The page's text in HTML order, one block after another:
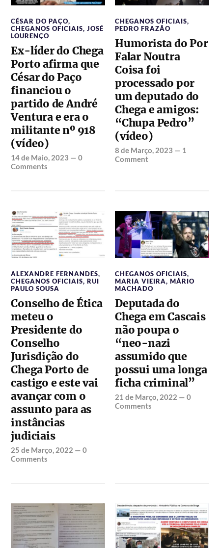
CÉSAR DO PAÇO,
CHEGANOS OFICIAIS,JOSÉ
LOURENÇO
Ex-líder do Chega
Porto afirma que
César do Paço
financiou o
partido de André
Ventura e era o
militante nº 918
(vídeo)
14 de Maio, 2023 —0
Comments
CHEGANOS OFICIAIS,
PEDRO FRAZÃO
Humorista do Por
Falar Noutra
Coisa foi
processado por
um deputado do
Chega e amigos:
“Chupa Pedro”
(vídeo)
8 de Março, 2023 — 1
Comment
ALEXANDRE FERNANDES,
CHEGANOS OFICIAIS,RUI
PAULO SOUSA
Conselho de Ética
meteu o
Presidente do
Conselho
Jurisdição do
Chega Porto de
castigo e este vai
avançar com o
assunto para as
instâncias
judiciais
25 de Março, 2022 —0
Comments
CHEGANOS OFICIAIS,
MARIA VIEIRA,MÁRIO
MACHADO
Deputada do
Chega em Cascais
não poupa o
“neo-nazi
assumido que
possui uma longa
ficha criminal”
21 de Março, 2022 —0
Comments